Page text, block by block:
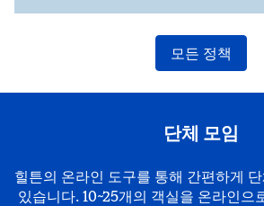
모든 정책
단체 모임
힐튼의 온라인 도구를 통해 간편하게
있습니다. 10~25개의 객실을 온라인으